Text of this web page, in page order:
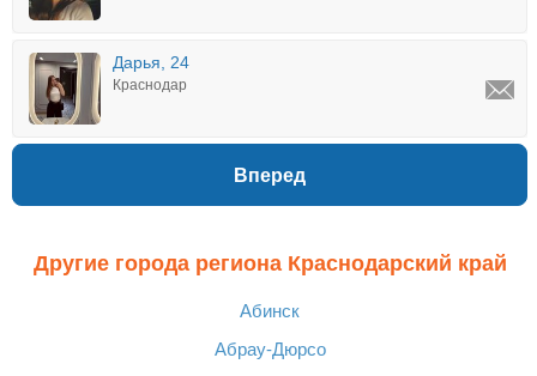
Дарья, 24
Краснодар
Вперед
Другие города региона Краснодарский край
Абинск
Абрау-Дюрсо